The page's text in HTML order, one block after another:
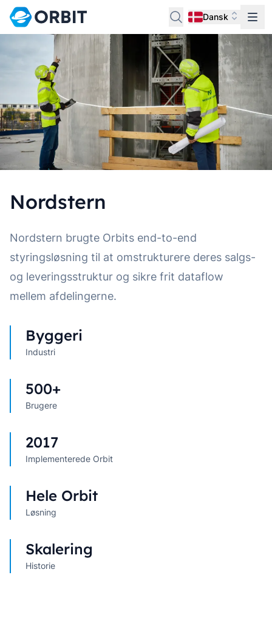
Dansk
Nordstern
Nordstern brugte Orbits end-to-end
styringsløsning til at omstrukturere deres salgs-
og leveringsstruktur og sikre frit dataflow
mellem afdelingerne.
Industri
Byggeri
Brugere
500+
Implementerede Orbit
2017
Løsning
Hele Orbit
Historie
Skalering